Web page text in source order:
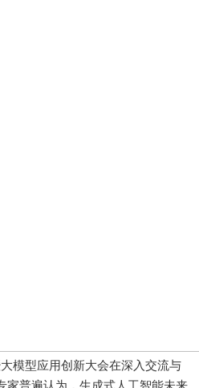
型应用创新大会在深入交流与
家普遍认为，生成式人工智能未来